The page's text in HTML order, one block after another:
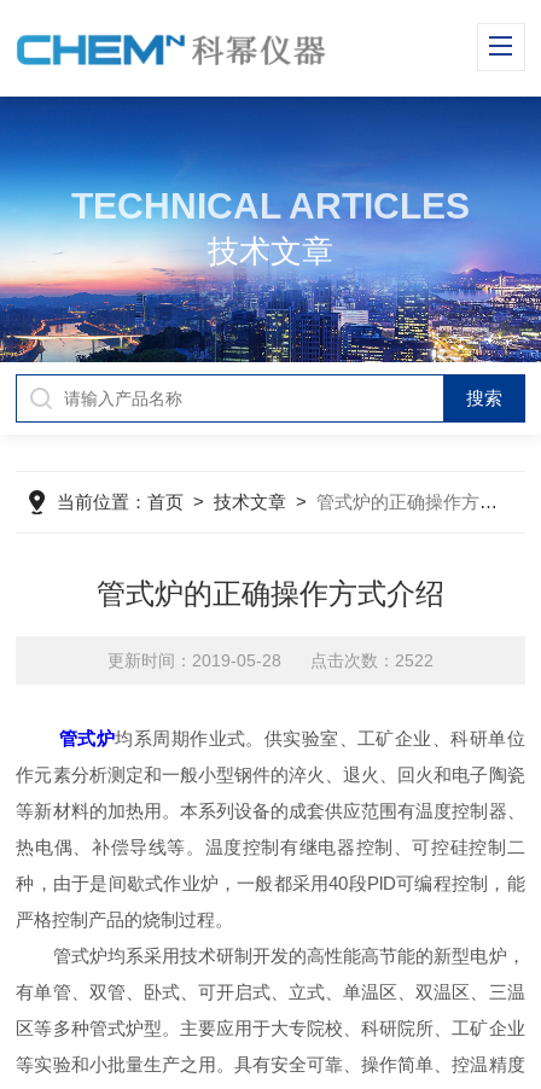
TECHNICAL ARTICLES
技术文章
当前位置：首页 >技术文章 >管式炉的正确操作方式介绍
管式炉的正确操作方式介绍
更新时间：2019-05-28 点击次数：2522
管式炉均系周期作业式。供实验室、工矿企业、科研单位
作元素分析测定和一般小型钢件的淬火、退火、回火和电子陶瓷
等新材料的加热用。本系列设备的成套供应范围有温度控制器、
热电偶、补偿导线等。温度控制有继电器控制、可控硅控制二
种，由于是间歇式作业炉，一般都采用40段PlD可编程控制，能
严格控制产品的烧制过程。
管式炉均系采用技术研制开发的高性能高节能的新型电炉，
有单管、双管、卧式、可开启式、立式、单温区、双温区、三温
区等多种管式炉型。主要应用于大专院校、科研院所、工矿企业
等实验和小批量生产之用。具有安全可靠、操作简单、控温精度